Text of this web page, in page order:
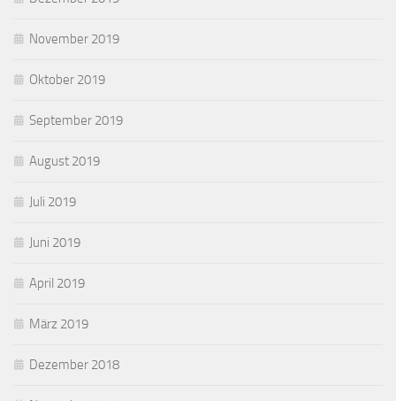
November 2019
Oktober 2019
September 2019
August 2019
Juli 2019
Juni 2019
April 2019
März 2019
Dezember 2018